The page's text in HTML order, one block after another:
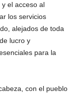
el acceso al
los servicios
alejados de toda
lucro y
para la
con el pueblo